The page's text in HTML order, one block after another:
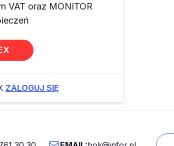
VAT oraz MONITOR
ZALOGUJ SIĘ